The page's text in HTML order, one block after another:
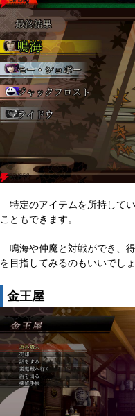
特定のアイテムを所持して
こともできます。
鳴海や仲魔と対戦ができ、
を目指してみるのもいいでしょ
金王屋